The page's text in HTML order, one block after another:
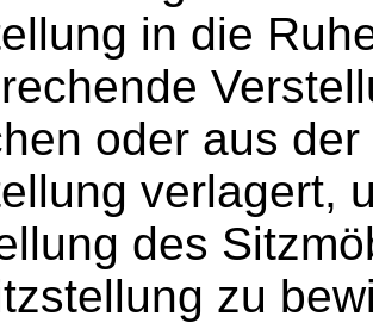
in die
oder aus
verlagert,
des
zu